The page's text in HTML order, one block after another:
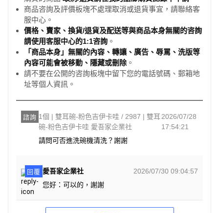
商品咨詢及評價板塊不處理取消或退貨事宜，請聯絡客
服中心。
價格、賣家、換貨/退貨及配送等與商品本身無關的咨詢
請使用客服中心的1:1咨詢 。
「商品本身」無關的內容、轉讓、廣告、辱罵、洗版等
內容可能會被移動、隱藏或刪除。
請不要在公開的咨詢板塊中留下您的電話號碼、郵箱地
址等個人資訊。
諮詢 1個 | 雙耳碗-粉色吉伊卡哇 / 2987 | 雙耳
碗-粉色吉伊卡哇 愛吾家企業社
2026/07/28
17:54:21
請問可否進洗碗機清洗？謝謝
回覆 愛吾家企業社
2026/07/30 09:04:57
您好：可以的，謝謝